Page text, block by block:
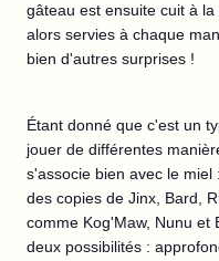
gâteau est ensuite cuit à
alors servies à chaque
bien d'autres surprises !
Étant donné que c'est un
jouer de différentes
s'associe bien avec le
des copies de Jinx, Bard,
comme Kog'Maw, Nunu et
deux possibilités :